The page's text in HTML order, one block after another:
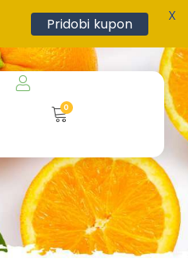
0
Pridobi kupon X